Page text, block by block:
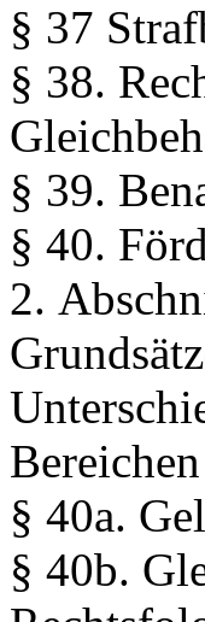
§ 37
§ 38.
§ 39.
§ 40.
2.
Bereichen
§ 40a.
§ 40b.